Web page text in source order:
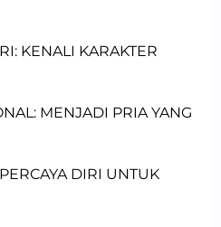
KENALI KARAKTER
MENJADI PRIA YANG
DIRI UNTUK